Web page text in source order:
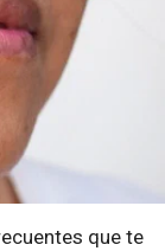
que te